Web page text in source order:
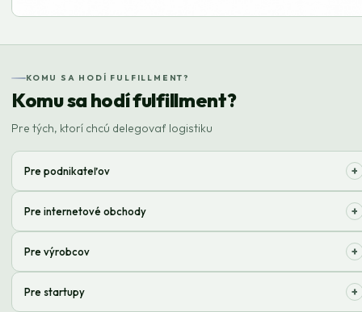
KOMU SA HODÍ FULFILLMENT?
Komu sa hodí fulfillment?
Pre tých, ktorí chcú delegovať logistiku
Pre podnikateľov +
sa na rozvoj vašej značky!
Pre internetové obchody +
problémov. Zvýšte spokojnosť!
Pre výrobcov +
postarať sa o všetko za vás, od skladu po dvere.
Pre startupy +